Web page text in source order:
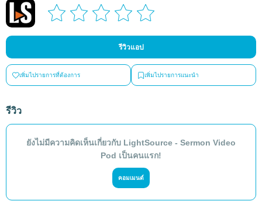
รีวิวแอป
เพิ่มไปรายการที่ต้องการ เพิ่มไปรายการแนะนำ
รีวิว
ยังไม่มีความคิดเห็นเกี่ยวกับ LightSource - Sermon Video
Pod เป็นคนแรก!
คอมเมนต์